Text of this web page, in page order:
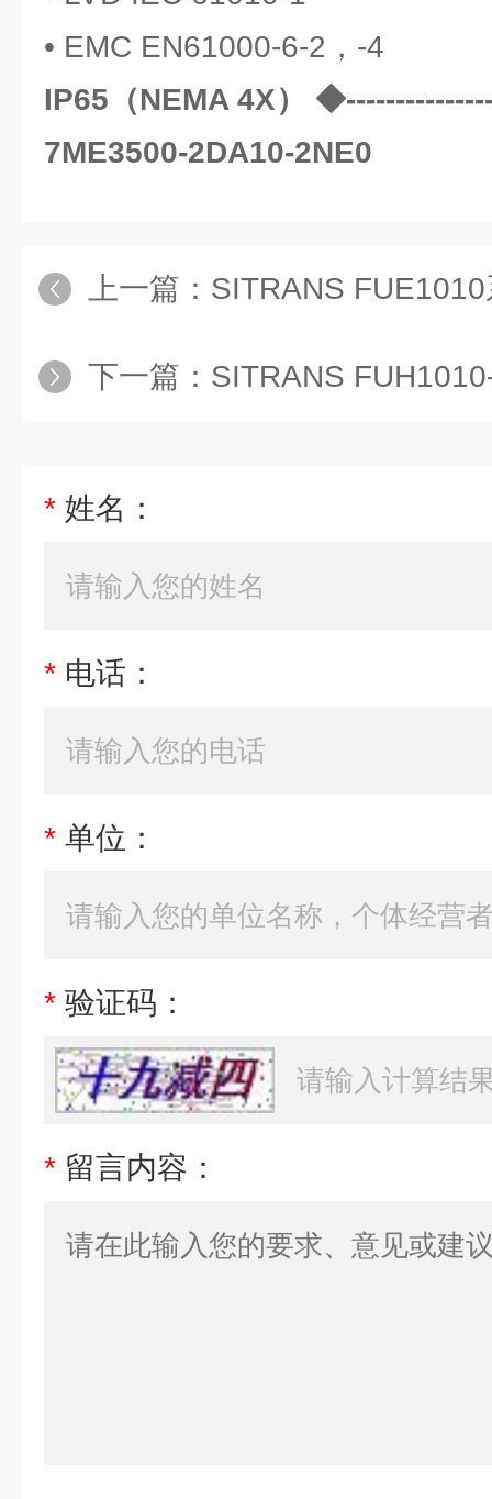
• EMC EN61000-6-2，-4
IP65（NEMA 4X）
7ME3500-2DA10-2NE0
上一篇： SITRANS FUE1010系列
下一篇： SITRANS FUH1010-7ME3600-
* 姓名：
* 电话：
* 单位：
* 验证码：
* 留言内容：